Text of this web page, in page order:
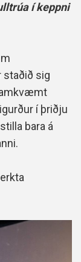
í keppni
staðið sig
í þriðju
bara á